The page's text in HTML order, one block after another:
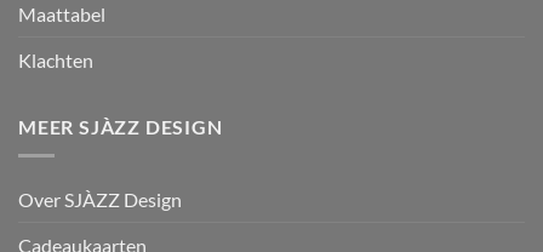
Maattabel
Klachten
MEER SJÀZZ DESIGN
Over SJÀZZ Design
Cadeaukaarten